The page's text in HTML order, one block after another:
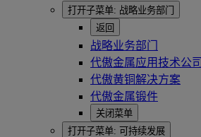
打开子菜单: 战略业务部门
返回
战略业务部门
代傲金属应用技术公司
代傲黄铜解决方案
代傲金属锻件
关闭菜单
打开子菜单: 可持续发展